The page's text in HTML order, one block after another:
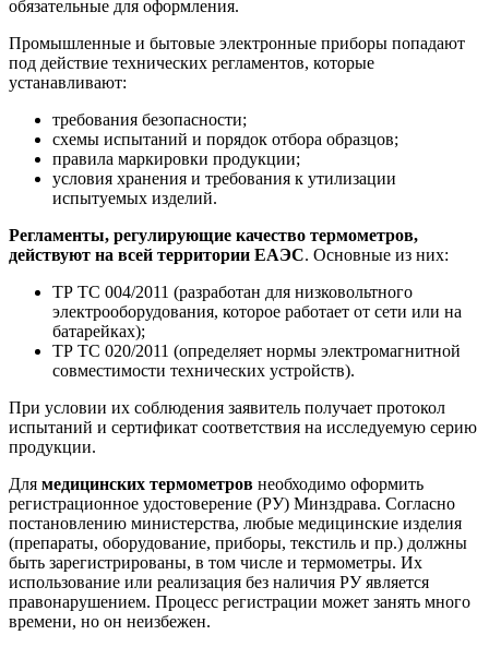
обязательные для оформления.
Промышленные и бытовые электронные приборы попадают
под действие технических регламентов, которые
устанавливают:
требования безопасности;
схемы испытаний и порядок отбора образцов;
правила маркировки продукции;
условия хранения и требования к утилизации
испытуемых изделий.
Регламенты, регулирующие качество термометров,
действуют на всей территории ЕАЭС. Основные из них:
ТР ТС 004/2011 (разработан для низковольтного
электрооборудования, которое работает от сети или на
батарейках);
ТР ТС 020/2011 (определяет нормы электромагнитной
совместимости технических устройств).
При условии их соблюдения заявитель получает протокол
испытаний и сертификат соответствия на исследуемую серию
продукции.
Для медицинских термометров необходимо оформить
регистрационное удостоверение (РУ) Минздрава. Согласно
постановлению министерства, любые медицинские изделия
(препараты, оборудование, приборы, текстиль и пр.) должны
быть зарегистрированы, в том числе и термометры. Их
использование или реализация без наличия РУ является
правонарушением. Процесс регистрации может занять много
времени, но он неизбежен.